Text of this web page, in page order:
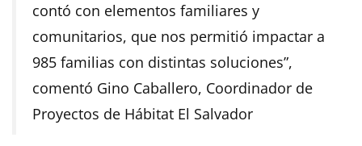
contó con elementos familiares y
comunitarios, que nos permitió impactar a
985 familias con distintas soluciones”,
comentó Gino Caballero, Coordinador de
Proyectos de Hábitat El Salvador